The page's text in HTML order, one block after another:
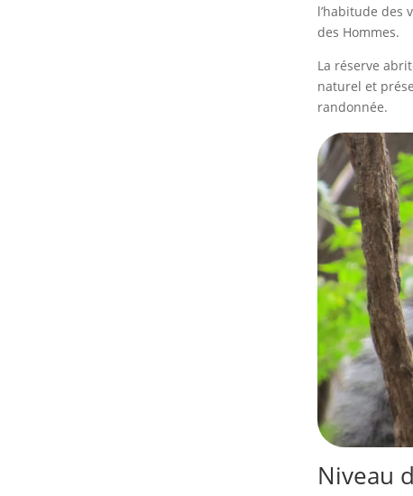
l’habitude des
des Hommes.
La réserve
naturel et
randonnée.
Niveau